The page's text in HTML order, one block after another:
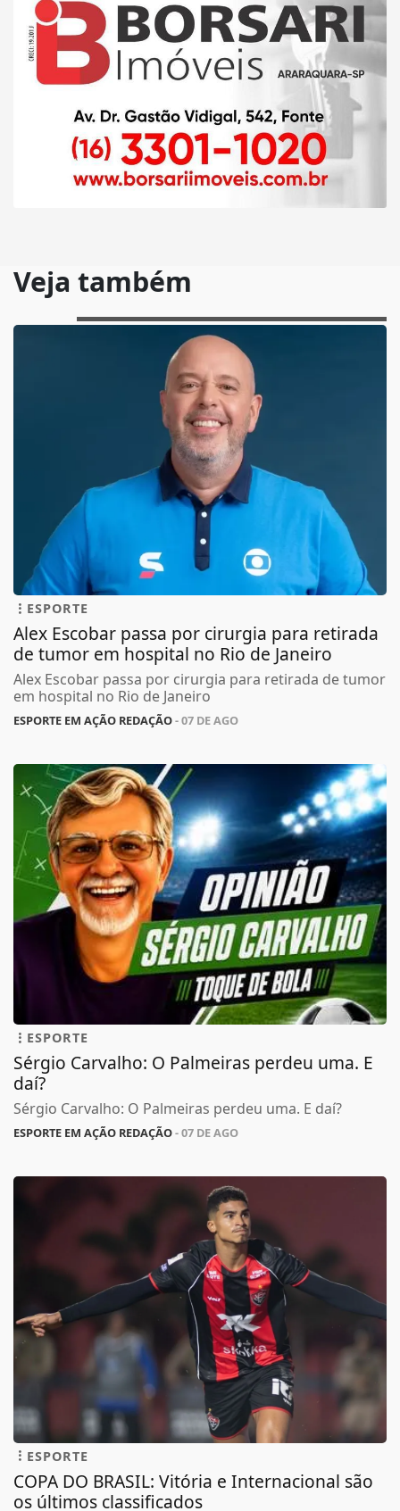
Veja também
ESPORTE
Alex Escobar passa por cirurgia para retirada
de tumor em hospital no Rio de Janeiro
Alex Escobar passa por cirurgia para retirada de tumor
em hospital no Rio de Janeiro
ESPORTE EM AÇÃO REDAÇÃO- 07 DE AGO
ESPORTE
Sérgio Carvalho: O Palmeiras perdeu uma. E
daí?
Sérgio Carvalho: O Palmeiras perdeu uma. E daí?
ESPORTE EM AÇÃO REDAÇÃO- 07 DE AGO
ESPORTE
COPA DO BRASIL: Vitória e Internacional são
os últimos classificados